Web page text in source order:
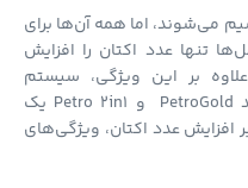
اما همه آن‌ها برای
عدد اکتان را افزایش
بر این ویژگی، سیستم
سوخت‌رسانی را نیز پاک‌سازی می‌کنند PetroGold و Petro 2in1 یک
عدد اکتان، ویژگی‌های